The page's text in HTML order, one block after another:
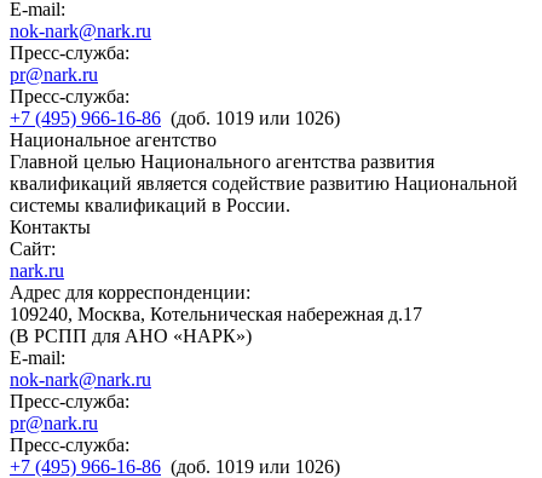
E-mail:
nok-nark@nark.ru
Пресс-служба:
pr@nark.ru
Пресс-служба:
+7 (495) 966-16-86 (доб. 1019 или 1026)
Национальное агентство
Главной целью Национального агентства развития
квалификаций является содействие развитию Национальной
системы квалификаций в России.
Контакты
Сайт:
nark.ru
Адрес для корреспонденции:
109240, Москва, Котельническая набережная д.17
(В РСПП для АНО «НАРК»)
E-mail:
nok-nark@nark.ru
Пресс-служба:
pr@nark.ru
Пресс-служба:
+7 (495) 966-16-86 (доб. 1019 или 1026)